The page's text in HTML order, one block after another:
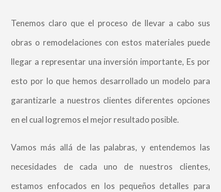
Tenemos claro que el proceso de llevar a cabo sus
obras o remodelaciones con estos materiales puede
llegar a representar una inversión importante, Es por
esto por lo que hemos desarrollado un modelo para
garantizarle a nuestros clientes diferentes opciones
en el cual logremos el mejor resultado posible.
Vamos más allá de las palabras, y entendemos las
necesidades de cada uno de nuestros clientes,
estamos enfocados en los pequeños detalles para